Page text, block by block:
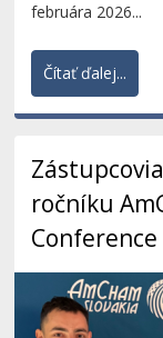
februára 2026...
Čítať ďalej...
ročníku
Conference